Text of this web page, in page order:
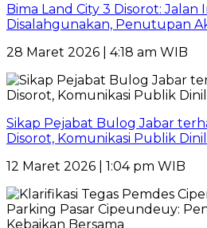
Bima Land City 3 Disorot: Jalan
Disalahgunakan, Penutupan
28 Maret 2026 | 4:18 am WIB
Sikap Pejabat Bulog Jabar
Disorot, Komunikasi Publik
12 Maret 2026 | 1:04 pm WIB